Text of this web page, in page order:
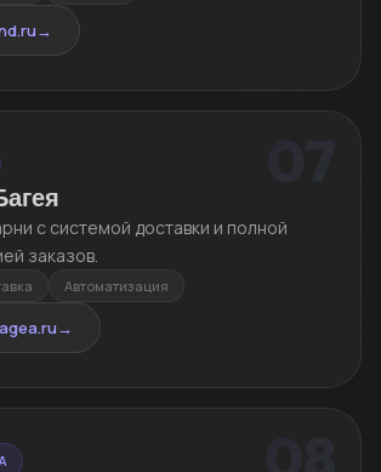
→
с системой доставки и полной
заказов.
Автоматизация
→